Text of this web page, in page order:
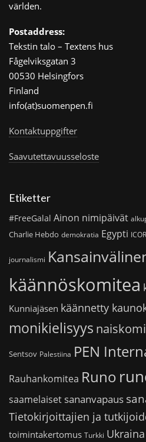
världen.
Postaddress:
Tekstin talo – Textens hus
Fågelviksgatan 3
00530 Helsingfors
Finland
info(at)suomenpen.fi
Kontaktuppgifter
Saavutettavuusseloste
Etiketter
#FreeGalal Ainon nimipäivät
Charlie Hebdo demokratia Egypti
journalismi
käännöskomitea
Kunniajäsen käännetty
monikielisyys
Sentsov Palestiina PEN
Rauhankomitea Runo
saamelaiset sananvapaus
Tietokirjoittajien ja
toimintakertomus Turkki Ukraina